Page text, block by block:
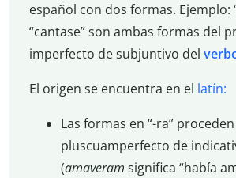
español con dos formas. Ejemplo:
“cantase” son ambas formas del
imperfecto de subjuntivo del
El origen se encuentra en el latín:
Las formas en “-ra”
pluscuamperfecto de
(amaveram significa “había